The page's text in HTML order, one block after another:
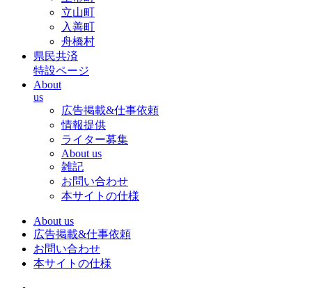
立山町
入善町
舟橋村
県民共済
特設ページ
About
us
広告掲載&仕事依頼
情報提供
ライター募集
About us
雑記
お問い合わせ
本サイトの仕様
About us
広告掲載&仕事依頼
お問い合わせ
本サイトの仕様